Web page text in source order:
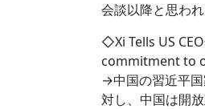
会談以降と思わ
◇Xi Tells US
commitment to
→中国の習近平
対し、中国は開